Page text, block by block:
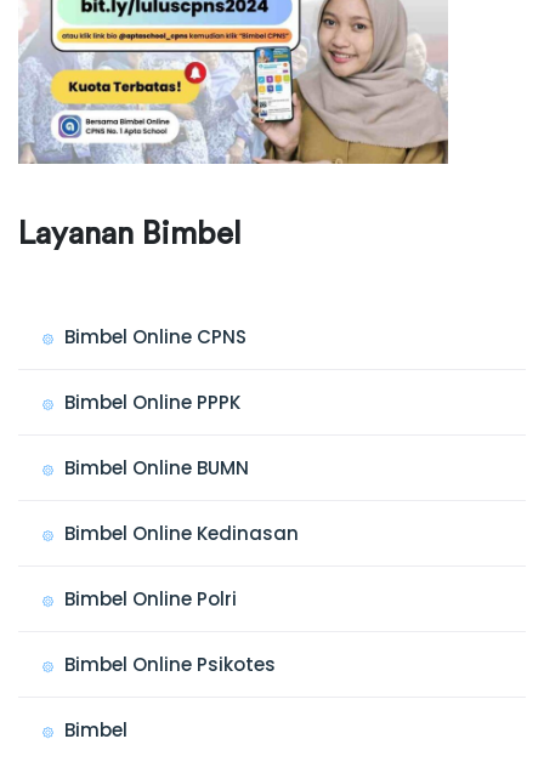
Layanan Bimbel
Bimbel Online CPNS
Bimbel Online PPPK
Bimbel Online BUMN
Bimbel Online Kedinasan
Bimbel Online Polri
Bimbel Online Psikotes
Bimbel